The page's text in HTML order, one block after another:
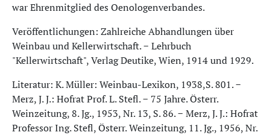
war Ehrenmitglied des Oenologenverbandes.
Veröffentlichungen: Zahlreiche Abhandlungen über
Weinbau und Kellerwirtschaft. − Lehrbuch
"Kellerwirtschaft", Verlag Deutike, Wien, 1914 und 1929.
Literatur: K. Müller: Weinbau-Lexikon, 1938,S. 801. −
Merz, J. J.: Hofrat Prof. L. Stefl. − 75 Jahre. Österr.
Weinzeitung, 8. Jg., 1953, Nr. 13, S. 86. − Merz, J. J.: Hofrat
Professor Ing. Stefl, Österr. Weinzeitung, 11. Jg., 1956, Nr.